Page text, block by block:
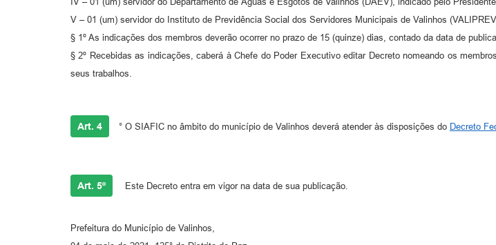
V – 01 (um) servidor do Instituto de Previdência Social dos Servidores Municipais de Valinhos
§ 1º As indicações dos membros deverão ocorrer no prazo de 15 (quinze) dias, contado da data de
§ 2º Recebidas as indicações, caberá à Chefe do Poder Executivo editar Decreto nomeando os
seus trabalhos.
Art. 4 ° O SIAFIC no âmbito do município de Valinhos deverá atender às disposições do Decreto
Art. 5º Este Decreto entra em vigor na data de sua publicação.
Prefeitura do Município de Valinhos,